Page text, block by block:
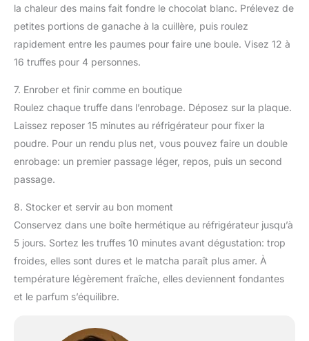
la chaleur des mains fait fondre le chocolat blanc. Prélevez de
petites portions de ganache à la cuillère, puis roulez
rapidement entre les paumes pour faire une boule. Visez 12 à
16 truffes pour 4 personnes.
7. Enrober et finir comme en boutique
Roulez chaque truffe dans l’enrobage. Déposez sur la plaque.
Laissez reposer 15 minutes au réfrigérateur pour fixer la
poudre. Pour un rendu plus net, vous pouvez faire un double
enrobage: un premier passage léger, repos, puis un second
passage.
8. Stocker et servir au bon moment
Conservez dans une boîte hermétique au réfrigérateur jusqu’à
5 jours. Sortez les truffes 10 minutes avant dégustation: trop
froides, elles sont dures et le matcha paraît plus amer. À
température légèrement fraîche, elles deviennent fondantes
et le parfum s’équilibre.